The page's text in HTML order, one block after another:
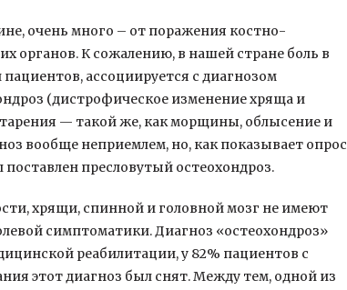
очень много – от поражения костно-
органов. К сожалению, в нашей стране боль в
ассоциируется с диагнозом
(дистрофическое изменение хряща и
— такой же, как морщины, облысение и
вообще неприемлем, но, как показывает опрос
пресловутый остеохондроз.
хрящи, спинной и головной мозг не имеют
симптоматики. Диагноз «остеохондроз»
реабилитации, у 82% пациентов с
этот диагноз был снят. Между тем, одной из